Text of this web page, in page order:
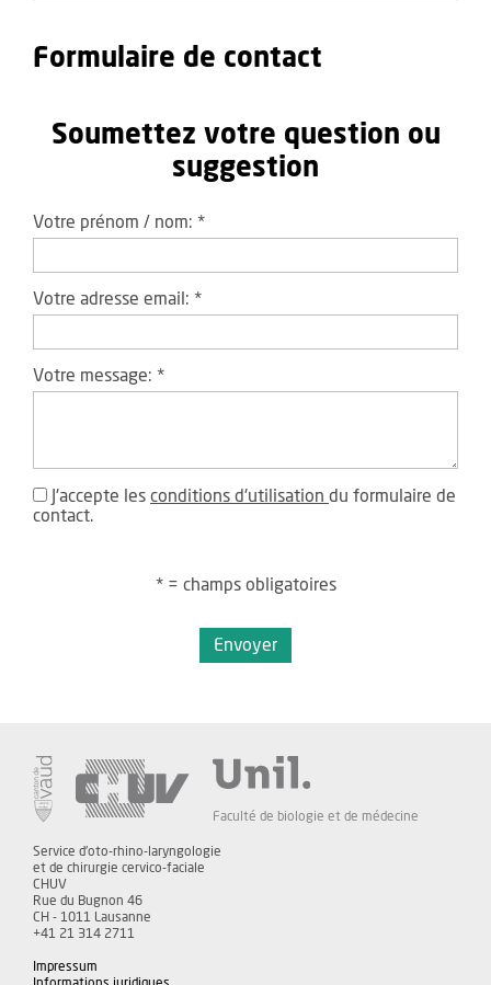
Formulaire de contact
Soumettez votre question ou
suggestion
Votre prénom / nom: *
Votre adresse email: *
Votre message: *
J'accepte les conditions d'utilisation du formulaire de
contact.
* = champs obligatoires
Envoyer
Faculté de biologie et de médecine
Service d'oto-rhino-laryngologie
et de chirurgie cervico-faciale
CHUV
Rue du Bugnon 46
CH - 1011 Lausanne
+41 21 314 2711
Impressum